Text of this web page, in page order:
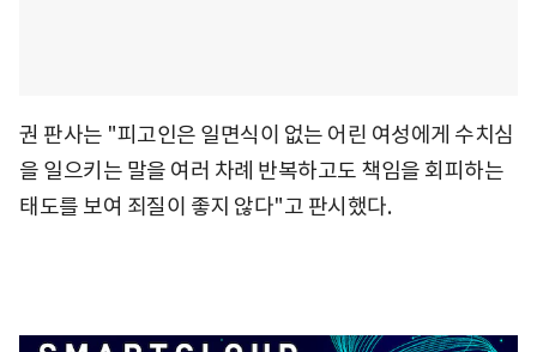
권 판사는 "피고인은 일면식이 없는 어린 여성에게 수치심
을 일으키는 말을 여러 차례 반복하고도 책임을 회피하는
태도를 보여 죄질이 좋지 않다"고 판시했다.